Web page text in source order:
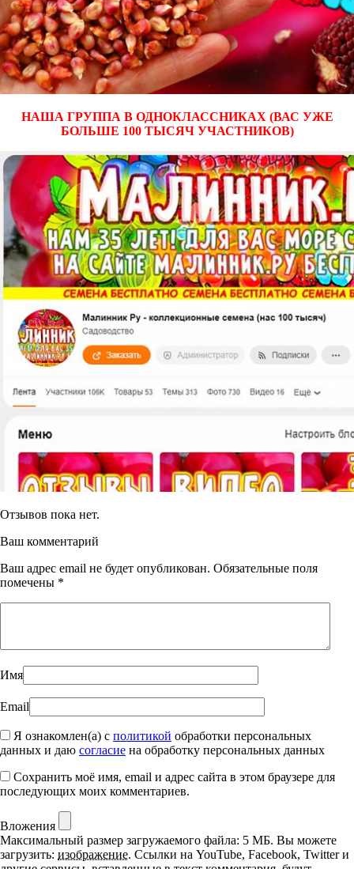
НАША ГРУППА В ОДНОКЛАССНИКАХ (ВАС УЖЕ
БОЛЬШЕ 100 ТЫСЯЧ УЧАСТНИКОВ)
Отзывов пока нет.
Ваш комментарий
Ваш адрес email не будет опубликован. Обязательные поля
помечены *
Имя
Email
Я ознакомлен(а) с политикой обработки персональных
данных и даю согласие на обработку персональных данных
Сохранить моё имя, email и адрес сайта в этом браузере для
последующих моих комментариев.
Вложения
Максимальный размер загружаемого файла: 5 МБ. Вы можете
загрузить: изображение. Ссылки на YouTube, Facebook, Twitter и